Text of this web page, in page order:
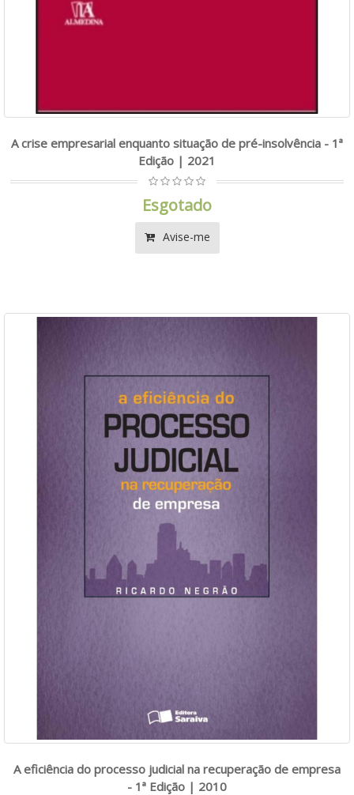
A crise empresarial enquanto situação de pré-insolvência - 1ª
Edição | 2021
Esgotado
Avise-me
A eficiência do processo judicial na recuperação de empresa
- 1ª Edição | 2010